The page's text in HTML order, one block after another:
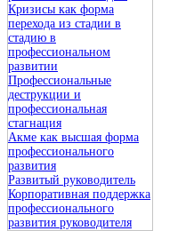
Кризисы как форма
перехода из стадии в
стадию в
профессиональном
развитии
Профессиональные
деструкции и
профессиональная
стагнация
Акме как высшая форма
профессионального
развития
Развитый руководитель
Корпоративная поддержка
профессионального
развития руководителя